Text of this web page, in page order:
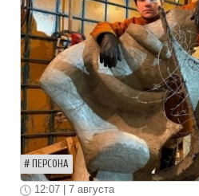
ПЕРСОНА
12:07 | 7 августа